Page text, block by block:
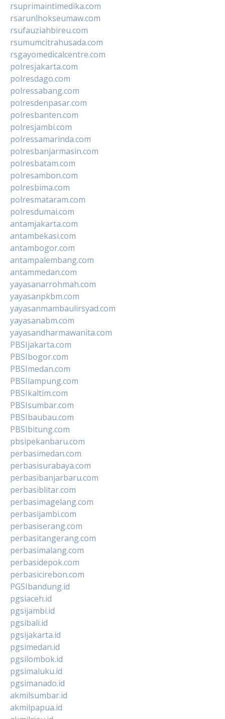
rsuprimaintimedika.com
rsarunlhokseumaw.com
rsufauziahbireu.com
rsumumcitrahusada.com
rsgayomedicalcentre.com
polresjakarta.com
polresdago.com
polressabang.com
polresdenpasar.com
polresbanten.com
polresjambi.com
polressamarinda.com
polresbanjarmasin.com
polresbatam.com
polresambon.com
polresbima.com
polresmataram.com
polresdumai.com
antamjakarta.com
antambekasi.com
antambogor.com
antampalembang.com
antammedan.com
yayasanarrohmah.com
yayasanpkbm.com
yayasanmambaulirsyad.com
yayasanabm.com
yayasandharmawanita.com
PBSIjakarta.com
PBSIbogor.com
PBSImedan.com
PBSIlampung.com
PBSIkaltim.com
PBSIsumbar.com
PBSIbaubau.com
PBSIbitung.com
pbsipekanbaru.com
perbasimedan.com
perbasisurabaya.com
perbasibanjarbaru.com
perbasiblitar.com
perbasimagelang.com
perbasijambi.com
perbasiserang.com
perbasitangerang.com
perbasimalang.com
perbasidepok.com
perbasicirebon.com
PGSIbandung.id
pgsiaceh.id
pgsijambi.id
pgsibali.id
pgsijakarta.id
pgsimedan.id
pgsilombok.id
pgsimaluku.id
pgsimanado.id
akmilsumbar.id
akmilpapua.id